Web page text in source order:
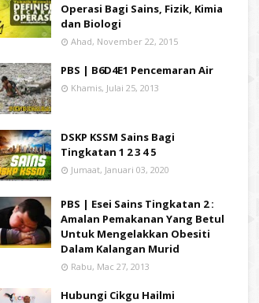
Operasi Bagi Sains, Fizik, Kimia
dan Biologi
Ahad, November 22, 2015
PBS | B6D4E1 Pencemaran Air
Khamis, Julai 25, 2013
DSKP KSSM Sains Bagi
Tingkatan 1 2 3 4 5
Jumaat, Januari 03, 2020
PBS | Esei Sains Tingkatan 2 :
Amalan Pemakanan Yang Betul
Untuk Mengelakkan Obesiti
Dalam Kalangan Murid
Rabu, Mac 27, 2013
Hubungi Cikgu Hailmi